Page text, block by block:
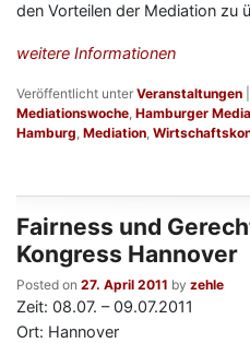
den Vorteilen der Mediation zu
weitere Informationen
Veröffentlicht unter Veranstaltungen
Mediationswoche, Hamburger
Hamburg, Mediation,
Fairness und
Kongress Hannover
Posted on 27. April 2011 by zehle
Zeit: 08.07. – 09.07.2011
Ort: Hannover